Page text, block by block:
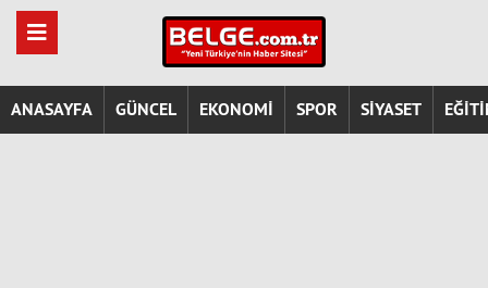
ANASAYFA GÜNCEL EKONOMİ SPOR SİYASET